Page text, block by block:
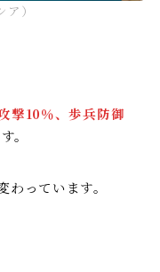
）
撃10％、歩兵防御
。
っています。